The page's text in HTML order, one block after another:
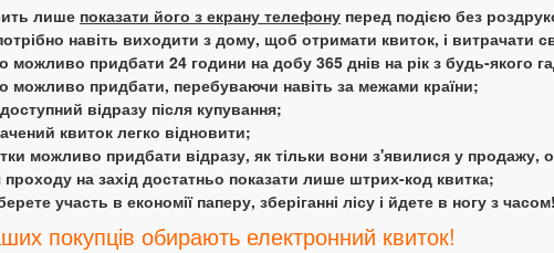
лише показати його з екрану телефону перед подією без
навіть виходити з дому, щоб отримати квиток, і витрачати
можливо придбати 24 години на добу 365 днів на рік з будь-якого
можливо придбати, перебуваючи навіть за межами країни;
відразу після купування;
квиток легко відновити;
можливо придбати відразу, як тільки вони з'явилися у продажу,
проходу на захід достатньо показати лише штрих-код квитка;
участь в економії паперу, зберіганні лісу і йдете в ногу з часом!
покупців обирають електронний квиток!